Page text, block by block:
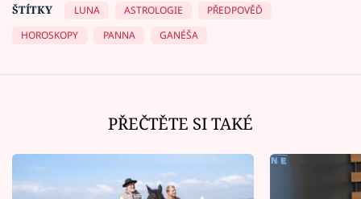
ŠTÍTKY
LUNA ASTROLOGIE
PŘEDPOVĚĎ
HOROSKOPY
PANNA GANÉŠA
PŘEČTĚTE SI TAKÉ